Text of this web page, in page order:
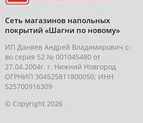
Сеть магазинов напольных
покрытий «Шагни по новому»
ИП Даняев Андрей Владимирович с-
во серия 52 № 001045480 от
27.04.2004г. г. Нижний Новгород
ОГРНИП 304525811800050; ИНН
525700916309
© Copyright 2026